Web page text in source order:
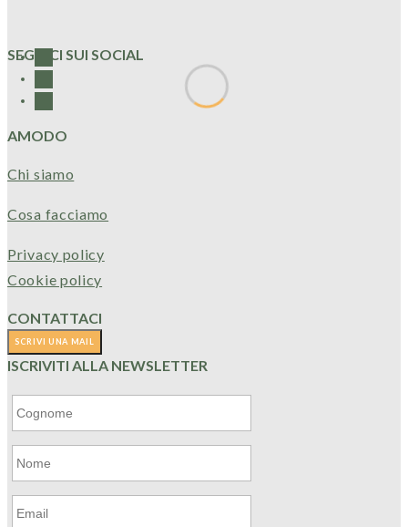
SEGUICI SUI SOCIAL
AMODO
Chi siamo
Cosa facciamo
Privacy policy
Cookie policy
CONTATTACI
ISCRIVITI ALLA NEWSLETTER